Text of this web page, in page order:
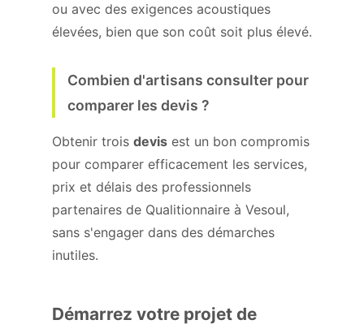
ou avec des exigences acoustiques
élevées, bien que son coût soit plus élevé.
Combien d'artisans consulter pour
comparer les devis ?
Obtenir trois devis est un bon compromis
pour comparer efficacement les services,
prix et délais des professionnels
partenaires de Qualitionnaire à Vesoul,
sans s'engager dans des démarches
inutiles.
Démarrez votre projet de